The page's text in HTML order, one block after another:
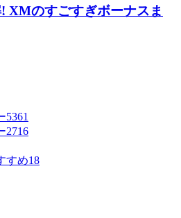
XMのすごすぎボーナスま
5361
2716
すめ18